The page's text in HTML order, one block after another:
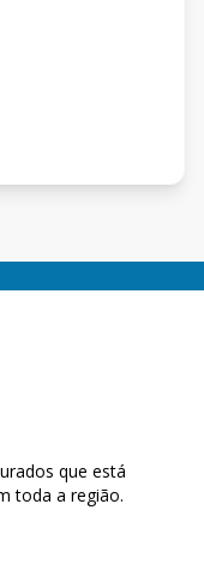
que está
toda a região.